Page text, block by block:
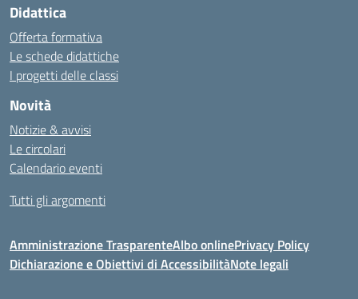
Didattica
Offerta formativa
Le schede didattiche
I progetti delle classi
Novità
Notizie & avvisi
Le circolari
Calendario eventi
Tutti gli argomenti
Amministrazione TrasparenteAlbo onlinePrivacy Policy
Dichiarazione e Obiettivi di AccessibilitàNote legali